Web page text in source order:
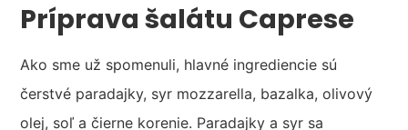
Príprava šalátu Caprese
Ako sme už spomenuli, hlavné ingrediencie sú
čerstvé paradajky, syr mozzarella, bazalka, olivový
olej, soľ a čierne korenie. Paradajky a syr sa